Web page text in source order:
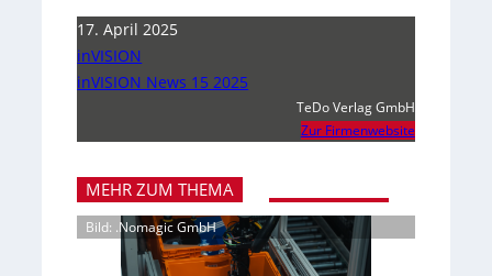
17. April 2025
inVISION
inVISION News 15 2025
TeDo Verlag GmbH
Zur Firmenwebsite
MEHR ZUM THEMA
Bild: .Nomagic GmbH